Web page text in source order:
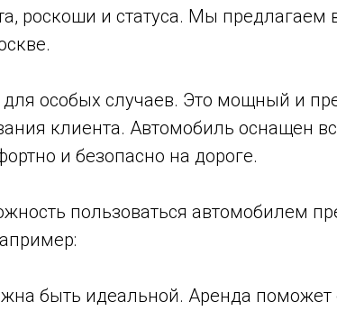
роскоши и статуса. Мы
особых случаев. Это мощный и
клиента. Автомобиль оснащен
и безопасно на дороге.
пользоваться автомобилем
быть идеальной. Аренда поможет